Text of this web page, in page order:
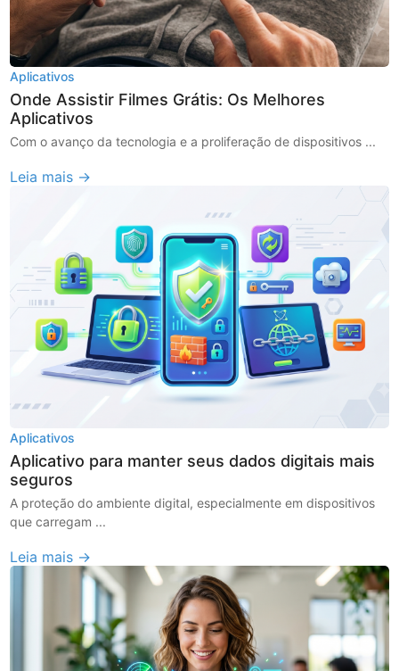
Aplicativos
Onde Assistir Filmes Grátis: Os Melhores
Aplicativos
Com o avanço da tecnologia e a proliferação de dispositivos ...
Leia mais →
Aplicativos
Aplicativo para manter seus dados digitais mais
seguros
A proteção do ambiente digital, especialmente em dispositivos
que carregam ...
Leia mais →